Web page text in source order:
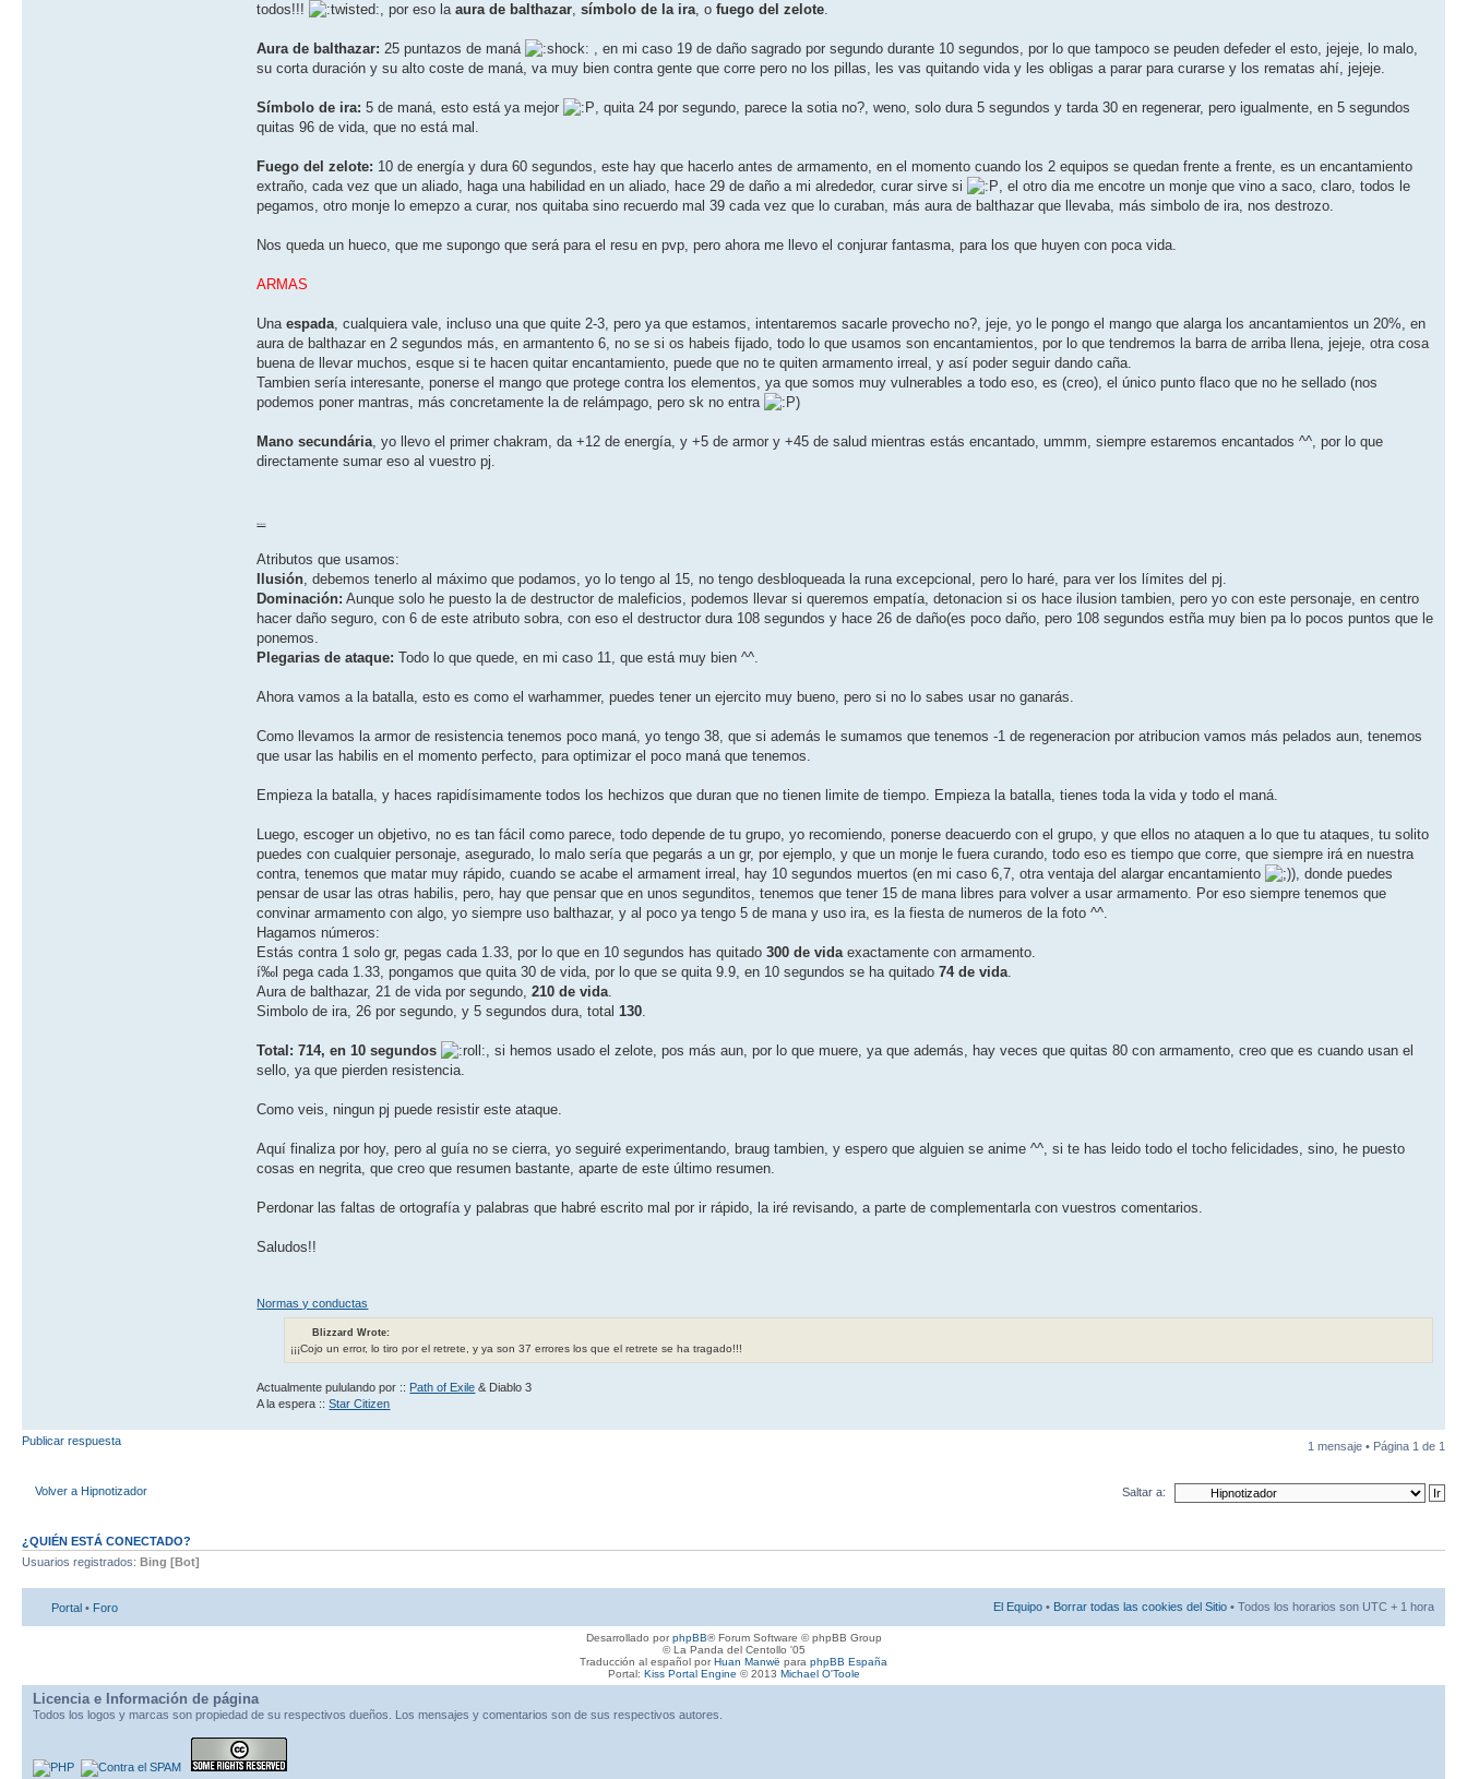
todos!!!
, por eso laaura de balthazar,sí­mbolo de la ira, ofuego del zelote.
Aura de balthazar: 25 puntazos de maná
, en mi caso 19 de daño sagrado por segundo durante 10 segundos, por lo que tampoco se peuden defeder el esto, jejeje, lo malo,
su corta duración y su alto coste de maná, va muy bien contra gente que corre pero no los pillas, les vas quitando vida y les obligas a parar para curarse y los rematas ahí­, jejeje.
Sí­mbolo de ira: 5 de maná, esto está ya mejor
, quita 24 por segundo, parece la sotia no?, weno, solo dura 5 segundos y tarda 30 en regenerar, pero igualmente, en 5 segundos
quitas 96 de vida, que no está mal.
Fuego del zelote: 10 de energí­a y dura 60 segundos, este hay que hacerlo antes de armamento, en el momento cuando los 2 equipos se quedan frente a frente, es un encantamiento
extraño, cada vez que un aliado, haga una habilidad en un aliado, hace 29 de daño a mi alrededor, curar sirve si
, el otro dia me encotre un monje que vino a saco, claro, todos le
pegamos, otro monje lo emepzo a curar, nos quitaba sino recuerdo mal 39 cada vez que lo curaban, más aura de balthazar que llevaba, más simbolo de ira, nos destrozo.
Nos queda un hueco, que me supongo que será para el resu en pvp, pero ahora me llevo el conjurar fantasma, para los que huyen con poca vida.
ARMAS
Unaespada, cualquiera vale, incluso una que quite 2-3, pero ya que estamos, intentaremos sacarle provecho no?, jeje, yo le pongo el mango que alarga los ancantamientos un 20%, en
aura de balthazar en 2 segundos más, en armantento 6, no se si os habeis fijado, todo lo que usamos son encantamientos, por lo que tendremos la barra de arriba llena, jejeje, otra cosa
buena de llevar muchos, esque si te hacen quitar encantamiento, puede que no te quiten armamento irreal, y así­ poder seguir dando caña.
Tambien serí­a interesante, ponerse el mango que protege contra los elementos, ya que somos muy vulnerables a todo eso, es (creo), el único punto flaco que no he sellado (nos
podemos poner mantras, más concretamente la de relámpago, pero sk no entra
)
Mano secundária, yo llevo el primer chakram, da +12 de energí­a, y +5 de armor y +45 de salud mientras estás encantado, ummm, siempre estaremos encantados ^^, por lo que
directamente sumar eso al vuestro pj.
Atributos que usamos:
Ilusión, debemos tenerlo al máximo que podamos, yo lo tengo al 15, no tengo desbloqueada la runa excepcional, pero lo haré, para ver los lí­mites del pj.
Dominación: Aunque solo he puesto la de destructor de maleficios, podemos llevar si queremos empatí­a, detonacion si os hace ilusion tambien, pero yo con este personaje, en centro
hacer daño seguro, con 6 de este atributo sobra, con eso el destructor dura 108 segundos y hace 26 de daño(es poco daño, pero 108 segundos estña muy bien pa lo pocos puntos que le
ponemos.
Plegarias de ataque: Todo lo que quede, en mi caso 11, que está muy bien ^^.
Ahora vamos a la batalla, esto es como el warhammer, puedes tener un ejercito muy bueno, pero si no lo sabes usar no ganarás.
Como llevamos la armor de resistencia tenemos poco maná, yo tengo 38, que si además le sumamos que tenemos -1 de regeneracion por atribucion vamos más pelados aun, tenemos
que usar las habilis en el momento perfecto, para optimizar el poco maná que tenemos.
Empieza la batalla, y haces rapidí­simamente todos los hechizos que duran que no tienen limite de tiempo. Empieza la batalla, tienes toda la vida y todo el maná.
Luego, escoger un objetivo, no es tan fácil como parece, todo depende de tu grupo, yo recomiendo, ponerse deacuerdo con el grupo, y que ellos no ataquen a lo que tu ataques, tu solito
puedes con cualquier personaje, asegurado, lo malo serí­a que pegarás a un gr, por ejemplo, y que un monje le fuera curando, todo eso es tiempo que corre, que siempre irá en nuestra
contra, tenemos que matar muy rápido, cuando se acabe el armament irreal, hay 10 segundos muertos (en mi caso 6,7, otra ventaja del alargar encantamiento
), donde puedes
pensar de usar las otras habilis, pero, hay que pensar que en unos segunditos, tenemos que tener 15 de mana libres para volver a usar armamento. Por eso siempre tenemos que
convinar armamento con algo, yo siempre uso balthazar, y al poco ya tengo 5 de mana y uso ira, es la fiesta de numeros de la foto ^^.
Hagamos números:
Estás contra 1 solo gr, pegas cada 1.33, por lo que en 10 segundos has quitado300 de vidaexactamente con armamento.
í‰l pega cada 1.33, pongamos que quita 30 de vida, por lo que se quita 9.9, en 10 segundos se ha quitado74 de vida.
Aura de balthazar, 21 de vida por segundo,210 de vida.
Simbolo de ira, 26 por segundo, y 5 segundos dura, total130.
Total: 714, en 10 segundos
, si hemos usado el zelote, pos más aun, por lo que muere, ya que además, hay veces que quitas 80 con armamento, creo que es cuando usan el
sello, ya que pierden resistencia.
Como veis, ningun pj puede resistir este ataque.
Aquí­ finaliza por hoy, pero al guí­a no se cierra, yo seguiré experimentando, braug tambien, y espero que alguien se anime ^^, si te has leido todo el tocho felicidades, sino, he puesto
cosas en negrita, que creo que resumen bastante, aparte de este último resumen.
Perdonar las faltas de ortografí­a y palabras que habré escrito mal por ir rápido, la iré revisando, a parte de complementarla con vuestros comentarios.
Saludos!!
Normas y conductas
Blizzard Wrote:
¡¡¡Cojo un error, lo tiro por el retrete, y ya son 37 errores los que el retrete se ha tragado!!!
Actualmente pululando por :: Path of Exile & Diablo 3
A la espera ::Star Citizen
Publicar respuesta 1 mensaje • Página 1 de 1
Volver a Hipnotizador Saltar a:
¿QUIÉN ESTÁ CONECTADO?
Usuarios registrados: Bing [Bot]
Portal • Foro El Equipo • Borrar todas las cookies del Sitio • Todos los horarios son UTC + 1 hora
Desarrollado porphpBB® Forum Software © phpBB Group
© La Panda del Centollo '05
Traducción al español porHuan Manwë para phpBB España
Portal: Kiss Portal Engine © 2013 Michael O'Toole
Licencia e Información de página
Todos los logos y marcas son propiedad de su respectivos dueños. Los mensajes y comentarios son de sus respectivos autores.